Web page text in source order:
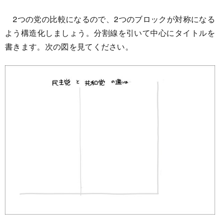
2つの党の比較になるので、2つのブロックが対称になる
よう構造化しましょう。分割線を引いて中心にタイトルを
書きます。次の図を見てください。